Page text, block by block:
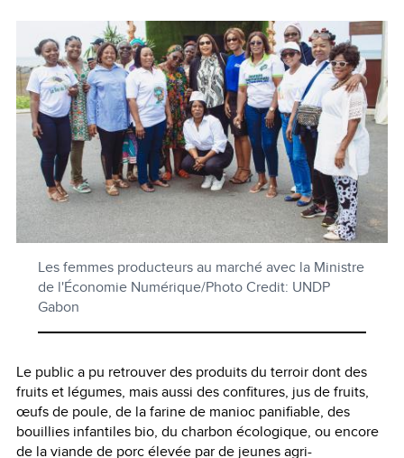
Les femmes producteurs au marché avec la Ministre
de l'Économie Numérique/Photo Credit: UNDP
Gabon
Le public a pu retrouver des produits du terroir dont des
fruits et légumes, mais aussi des confitures, jus de fruits,
œufs de poule, de la farine de manioc panifiable, des
bouillies infantiles bio, du charbon écologique, ou encore
de la viande de porc élevée par de jeunes agri-